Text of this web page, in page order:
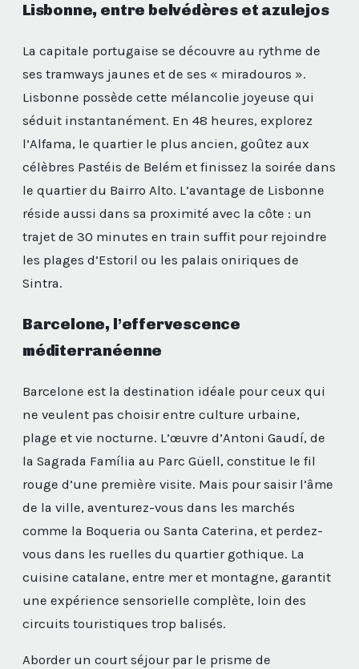
Lisbonne, entre belvédères et azulejos
La capitale portugaise se découvre au rythme de
ses tramways jaunes et de ses « miradouros ».
Lisbonne possède cette mélancolie joyeuse qui
séduit instantanément. En 48 heures, explorez
l’Alfama, le quartier le plus ancien, goûtez aux
célèbres Pastéis de Belém et finissez la soirée dans
le quartier du Bairro Alto. L’avantage de Lisbonne
réside aussi dans sa proximité avec la côte : un
trajet de 30 minutes en train suffit pour rejoindre
les plages d’Estoril ou les palais oniriques de
Sintra.
Barcelone, l’effervescence
méditerranéenne
Barcelone est la destination idéale pour ceux qui
ne veulent pas choisir entre culture urbaine,
plage et vie nocturne. L’œuvre d’Antoni Gaudí, de
la Sagrada Família au Parc Güell, constitue le fil
rouge d’une première visite. Mais pour saisir l’âme
de la ville, aventurez-vous dans les marchés
comme la Boqueria ou Santa Caterina, et perdez-
vous dans les ruelles du quartier gothique. La
cuisine catalane, entre mer et montagne, garantit
une expérience sensorielle complète, loin des
circuits touristiques trop balisés.
Aborder un court séjour par le prisme de